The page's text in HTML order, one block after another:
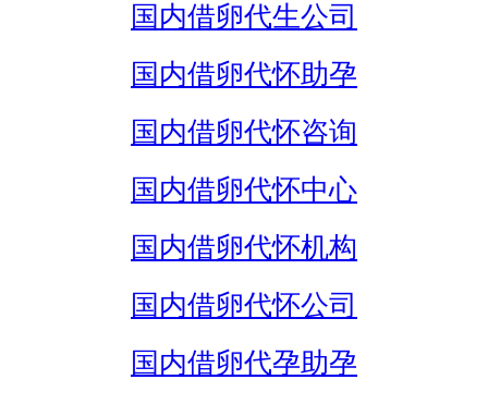
国内借卵代生公司
国内借卵代怀助孕
国内借卵代怀咨询
国内借卵代怀中心
国内借卵代怀机构
国内借卵代怀公司
国内借卵代孕助孕